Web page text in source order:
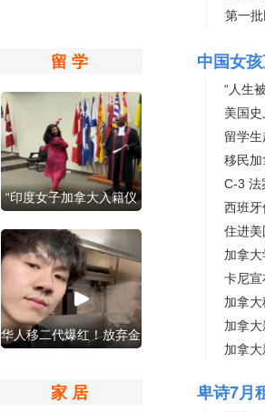
第一批
留 学
“印度女子加拿大入籍仪
华人移二代爆红！放弃金
中国女
“人生
美国史
留学
移民加
C-3 法
西班牙
住进
加拿大
卡尼宣
加拿
加拿
加拿
家 居 卑诗7月